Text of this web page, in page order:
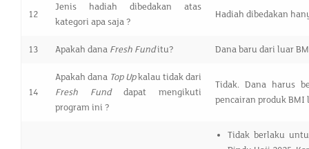
12
Jenis hadiah dibedakan atas
kategori apa saja ?
Hadiah dibedakan
13 Apakah dana Fresh Funditu? Dana baru dari luar
14
Apakah dana Top Upkalau tidak dari
Fresh Funddapat mengikuti
program ini ?
Tidak. Dana harus
pencairan produk BMI
Tidak berlaku